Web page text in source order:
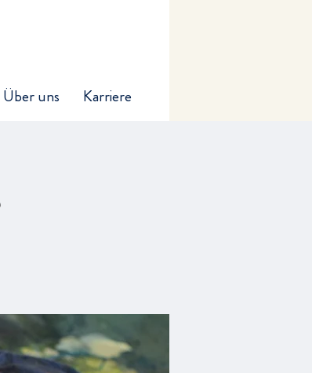
Über uns Karriere